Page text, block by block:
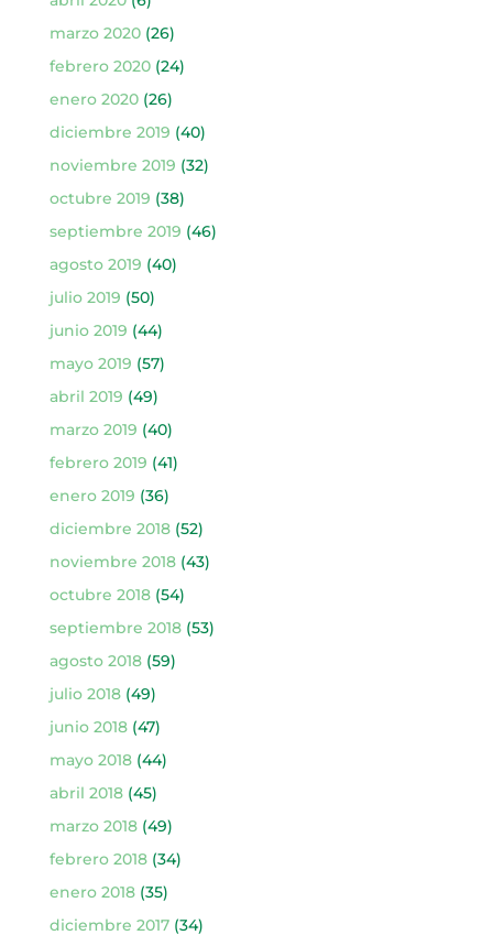
marzo 2020(26)
febrero 2020(24)
enero 2020(26)
diciembre 2019 (40)
noviembre 2019 (32)
octubre 2019 (38)
septiembre 2019 (46)
agosto 2019 (40)
julio 2019 (50)
junio 2019 (44)
mayo 2019 (57)
abril 2019 (49)
marzo 2019 (40)
febrero 2019 (41)
enero 2019 (36)
diciembre 2018(52)
noviembre 2018(43)
octubre 2018(54)
septiembre 2018(53)
agosto 2018(59)
julio 2018(49)
junio 2018(47)
mayo 2018(44)
abril 2018(45)
marzo 2018(49)
febrero 2018(34)
enero 2018(35)
diciembre 2017(34)